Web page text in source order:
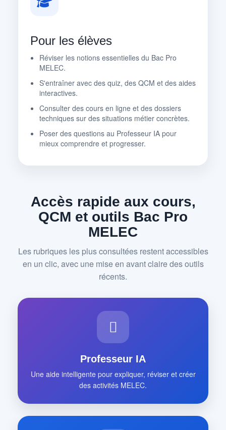
Pour les élèves
Réviser les notions essentielles du Bac Pro
MELEC.
S'entraîner avec des quiz, des QCM et des aides
interactives.
Consulter des cours en ligne et des dossiers
techniques sur des situations métier concrètes.
Poser des questions au Professeur IA pour
mieux comprendre et progresser.
Accès rapide aux cours,
QCM et outils Bac Pro
MELEC
Les rubriques les plus consultées restent accessibles
en un clic, avec une mise en avant claire des outils
récents.
Professeur IA
Une aide intelligente pour expliquer, réviser et créer
des activités MELEC.